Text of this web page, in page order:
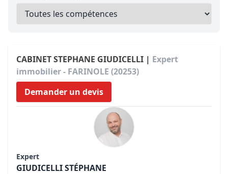
CABINET STEPHANE GIUDICELLI | Expert
immobilier - FARINOLE (20253)
Demander un devis
Expert
GIUDICELLI STÉPHANE